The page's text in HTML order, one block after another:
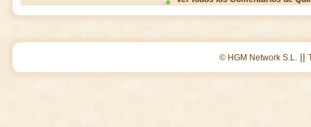
© HGM Network S.L. ||